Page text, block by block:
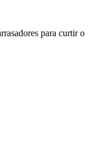
para curtir o